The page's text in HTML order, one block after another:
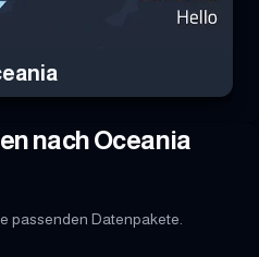
nach Oceania
passenden Datenpakete.